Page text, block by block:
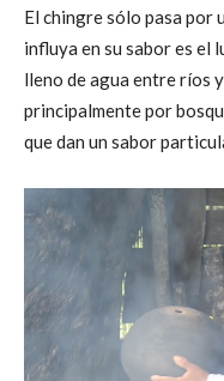
El chingre sólo pasa por
influya en su sabor es el
lleno de agua entre ríos
principalmente por
que dan un sabor